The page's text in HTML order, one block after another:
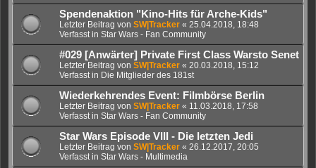
Spendenaktion "Kino-Hits für Arche-Kids"
Letzter Beitrag von SW|Tracker « 25.04.2018, 18:48
Verfasst in Star Wars - Fan Community
#029 [Anwärter] Private First Class Warsto Senet
Letzter Beitrag von SW|Tracker « 20.03.2018, 15:12
Verfasst in Die Mitglieder des 181st
Wiederkehrendes Event: Filmbörse Berlin
Letzter Beitrag von SW|Tracker « 11.03.2018, 17:58
Verfasst in Star Wars - Fan Community
Star Wars Episode VIII - Die letzten Jedi
Letzter Beitrag von SW|Tracker « 26.12.2017, 20:05
Verfasst in Star Wars - Multimedia